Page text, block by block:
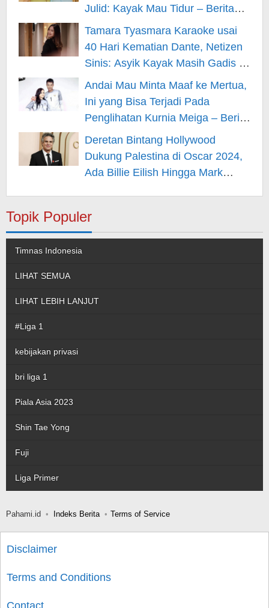
Julid: Kayak Mau Tidur – Berita
Hiburan
Tamara Tyasmara Karaoke usai
40 Hari Kematian Dante, Netizen
Sinis: Asyik Kayak Masih Gadis –
Berita Hiburan
Andai Mau Minta Maaf ke Mertua,
Ini yang Bisa Terjadi Pada
Penglihatan Kurnia Meiga – Berita
Hiburan
Deretan Bintang Hollywood
Dukung Palestina di Oscar 2024,
Ada Billie Eilish Hingga Mark
Topik Populer
Timnas Indonesia
LIHAT SEMUA
LIHAT LEBIH LANJUT
#Liga 1
kebijakan privasi
bri liga 1
Piala Asia 2023
Shin Tae Yong
Fuji
Liga Primer
Pahami.id Indeks Berita Terms of Service
Disclaimer
Terms and Conditions
Contact